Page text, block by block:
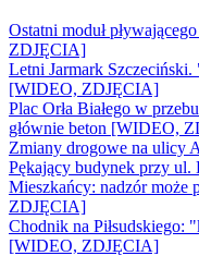
Ostatni moduł
ZDJĘCIA]
Letni Jarmark
[WIDEO, ZDJĘCIA]
Plac Orła Białego w
głównie beton [WIDEO,
Zmiany drogowe na ulicy
Pękający budynek przy ul.
Mieszkańcy: nadzór może
ZDJĘCIA]
Chodnik na Piłsudskiego:
[WIDEO, ZDJĘCIA]